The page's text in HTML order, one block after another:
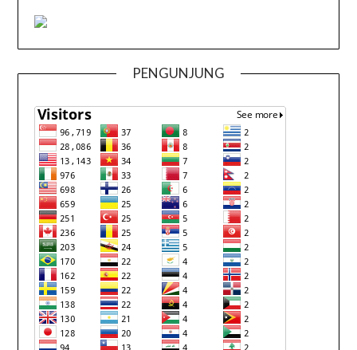
PENGUNJUNG